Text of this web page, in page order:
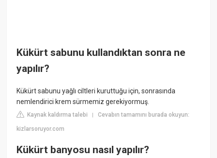
Kükürt sabunu kullandıktan sonra ne
yapılır?
Kükürt sabunu yağlı ciltleri kuruttuğu için, sonrasında
nemlendirici krem sürmemiz gerekiyormuş.
Kaynak kaldırma talebi |Cevabın tamamını burada okuyun:
kizlarsoruyor.com
Kükürt banyosu nasıl yapılır?